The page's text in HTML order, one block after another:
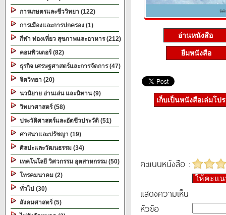
การเกษตรและชีววิทยา (122)
การเมืองและการปกครอง (1)
กีฬา ท่องเที่ยว สุขภาพและอาหาร (212)
คอมพิวเตอร์ (82)
ธุรกิจ เศรษฐศาสตร์และการจัดการ (47)
จิตวิทยา (20)
นวนิยาย อ่านเล่น และนิทาน (9)
วิทยาศาสตร์ (58)
ประวัติศาสตร์และอัตชีวประวัติ (51)
ศาสนาและปรัชญา (19)
ศิลปะและวัฒนธรรม (34)
เทคโนโลยี วิศวกรรม อุตสาหกรรม (50)
โทรคมนาคม (2)
ทั่วไป (30)
สังคมศาสตร์ (5)
อ่านหนังสือ
ยืมหนังสือ
เก็บเป็นหนังสือเล่มโป
คะแนนหนังสือ :
ให้คะแ
แสดงความเห็น
หัวข้อ